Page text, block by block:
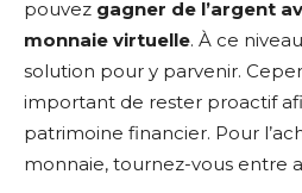
pouvez gagner de l’argent
monnaie virtuelle. À ce
solution pour y parvenir.
important de rester proactif
patrimoine financier. Pour
monnaie, tournez-vous entre